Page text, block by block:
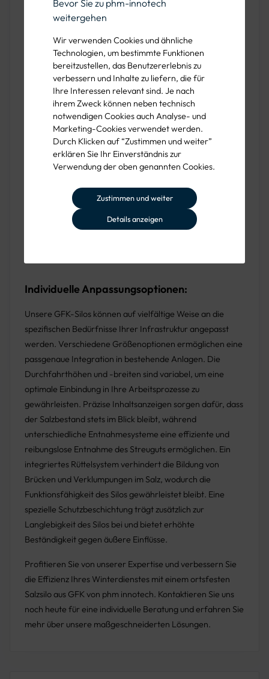
Bevor Sie zu phm-innotech
weitergehen
Wir verwenden Cookies und ähnliche
Technologien, um bestimmte Funktionen
bereitzustellen, das Benutzererlebnis zu
verbessern und Inhalte zu liefern, die für
Ihre Interessen relevant sind. Je nach
ihrem Zweck können neben technisch
notwendigen Cookies auch Analyse- und
Marketing-Cookies verwendet werden.
Durch Klicken auf “Zustimmen und weiter”
erklären Sie Ihr Einverständnis zur
Verwendung der oben genannten Cookies.
Zustimmen und weiter
Details anzeigen
Produkteigenschaften des GFK-Silos:
Das GFK-Silo von phm innotech ist in verschiedenen
Volumina erhältlich, die von 10m³ bis zu beeindruckenden
300m³ reichen. Mit einer Dichte von 1,2 Tonnen pro
Kubikmeter Salz bietet es eine effiziente Lagerkapazität.
Hergestellt aus glasfaserverstärktem Kunststoff (GFK),
zeichnet sich das Silo durch seine hohe Beständigkeit und
Flexibilität aus. Diese Materialwahl gewährleistet eine
lange Lebensdauer und Robustheit, die den
Anforderungen im Winterdienst problemlos standhält.
Z-40.17-447, was die Qualität und Sicherheit des Produkts
unterstreicht. Interessierte Kunden haben die Wahl
zwischen verschiedenen Finanzierungsoptionen,
Individuelle Anpassungsoptionen:
Unsere GFK-Silos können auf vielfältige Weise an die
spezifischen Bedürfnisse Ihrer Infrastruktur angepasst
werden. Verschiedene Größenoptionen ermöglichen eine
passgenaue Integration in bestehende Anlagen. Die
Durchfahrthöhen und -breiten sind variabel, um eine
optimale Einbindung in Ihre Arbeitsprozesse zu
gewährleisten. Präzise Inhaltsanzeigen sorgen dafür, dass
der Salzbestand stets im Blick bleibt, während
unterschiedliche Entnahmesysteme eine effiziente und
reibungslose Entnahme des Streuguts ermöglichen. Ein
integriertes Rüttelsystem verhindert die Bildung von
Brücken und Verklumpungen im Salz, wodurch die
Funktionsfähigkeit des Silos gewährleistet bleibt. Eine
spezielle Schutzbeschichtung trägt zusätzlich zur
Langlebigkeit des Silos bei und bietet erhöhte
Beständigkeit gegen äußere Einflüsse.
Profitieren Sie von unserer Expertise und verbessern Sie
die Effizienz Ihres Winterdienstes mit einem ortsfesten
Salzsilo aus GFK von phm innotech. Kontaktieren Sie uns
noch heute für eine individuelle Beratung und erfahren Sie
mehr über unsere maßgeschneiderten Lösungen.